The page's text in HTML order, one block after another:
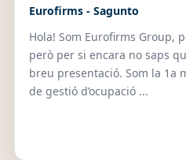
Eurofirms - Sagunto
Hola! Som Eurofirms Group,
però per si encara no saps
breu presentació. Som la 1a
de gestió d’ocupació ...